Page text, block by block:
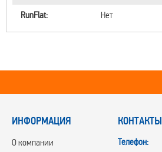
RunFlat:
Нет
ИНФОРМАЦИЯ
О компании
КОНТАКТЫ
Телефон: